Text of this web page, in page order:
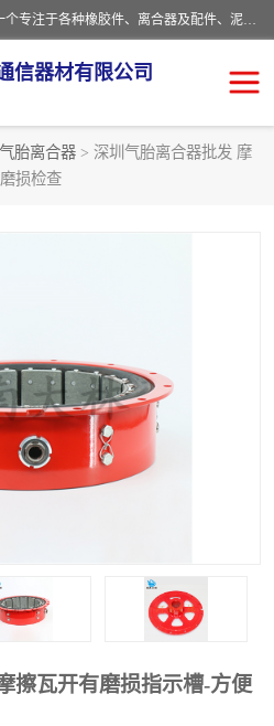
河南大林橡胶通信器材有限公司是一个专注于各种橡胶件、离合器及配件、泥浆泵及配件等产品设计制造和加工的企业。产品应用于矿山、冶金、石油、钢铁、化工、水泥、船舶、造纸、通用机械等各种大功率机械传动或制动装置。
信器材有限公司
气胎离合器 > 深圳气胎离合器批发 摩
损检查
擦瓦开有磨损指示槽-方便
通风离合器
CB离合器
实芯轮胎